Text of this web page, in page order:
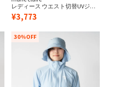
レディース ウエスト切替UVジャ
ケット
¥3,773
30%OFF